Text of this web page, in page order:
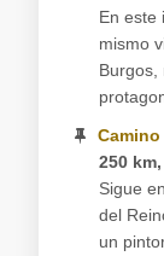
En este
mismo
Burgos,
250
Sigue
del
un